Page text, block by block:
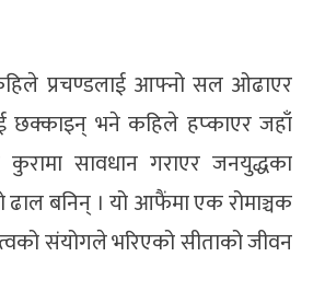
प्रचण्डलाई आफ्नो सल ओढाएर
छक्काइन् भने कहिले हप्काएर जहाँ
कुरामा सावधान गराएर जनयुद्धका
ढाल बनिन् । यो आफैंमा एक रोमाञ्चक
संयोगले भरिएको सीताको जीवन